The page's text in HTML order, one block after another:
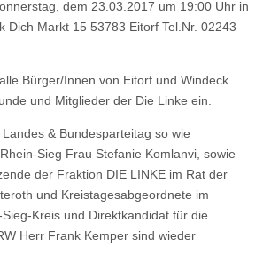
dem 23.03.2017 um 19:00 Uhr in
Dich Markt 15 53783 Eitorf Tel.Nr. 02243
Bürger/Innen von Eitorf und Windeck
und Mitglieder der Die Linke ein.
& Bundesparteitag so wie
Sieg Frau Stefanie Komlanvi, sowie
der Fraktion DIE LINKE im Rat der
und Kreistagesabgeordnete im
Kreis und Direktkandidat für die
Herr Frank Kemper sind wieder